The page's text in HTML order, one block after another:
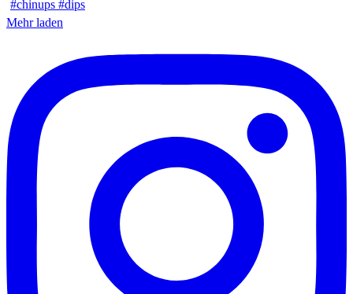
Mehr laden